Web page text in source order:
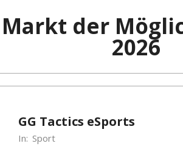
Markt der
2026
GG Tactics eSports
In: Sport